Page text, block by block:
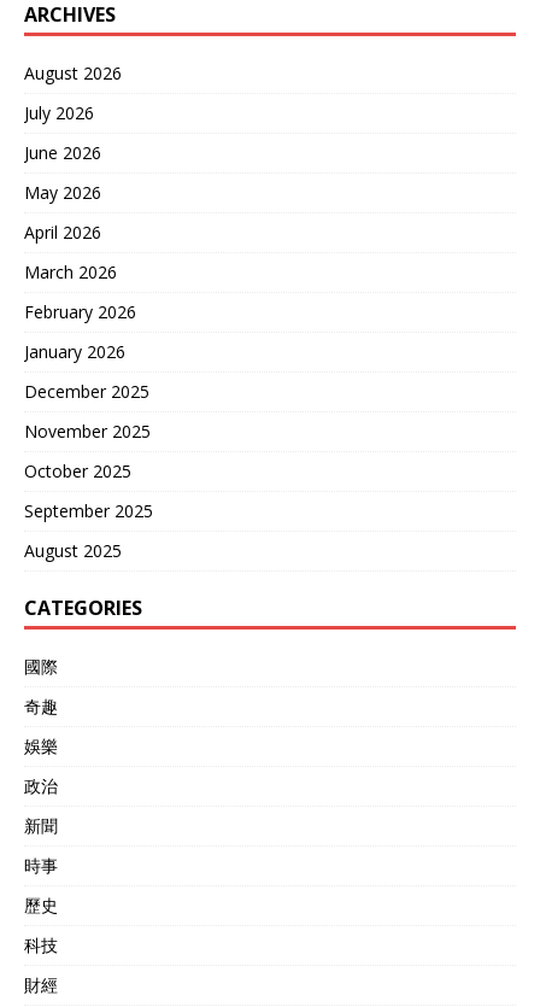
ARCHIVES
August 2026
July 2026
June 2026
May 2026
April 2026
March 2026
February 2026
January 2026
December 2025
November 2025
October 2025
September 2025
August 2025
CATEGORIES
國際
奇趣
娛樂
政治
新聞
時事
歷史
科技
財經